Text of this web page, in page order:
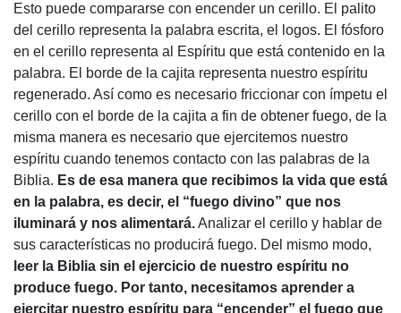
Esto puede compararse con encender un cerillo. El palito
del cerillo representa la palabra escrita, el logos. El fósforo
en el cerillo representa al Espíritu que está contenido en la
palabra. El borde de la cajita representa nuestro espíritu
regenerado. Así como es necesario friccionar con ímpetu el
cerillo con el borde de la cajita a fin de obtener fuego, de la
misma manera es necesario que ejercitemos nuestro
espíritu cuando tenemos contacto con las palabras de la
Biblia. Es de esa manera que recibimos la vida que está
en la palabra, es decir, el “fuego divino” que nos
iluminará y nos alimentará.Analizar el cerillo y hablar de
sus características no producirá fuego. Del mismo modo,
leer la Biblia sin el ejercicio de nuestro espíritu no
produce fuego. Por tanto, necesitamos aprender a
ejercitar nuestro espíritu para “encender” el fuego que